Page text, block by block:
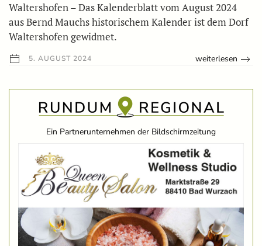
Waltershofen – Das Kalenderblatt vom August 2024
aus Bernd Mauchs historischem Kalender ist dem Dorf
Waltershofen gewidmet.
5. AUGUST 2024 weiterlesen
Ein Partnerunternehmen der Bildschirmzeitung